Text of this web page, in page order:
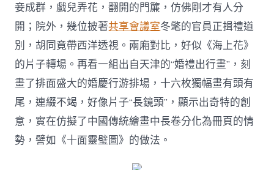
妾成群，戲兒弄花，翻開的門簾，仿佛剛才有人分
開；院外，幾位披著共享會議室冬氅的官員正揖禮道
別，胡同竟帶西洋透視。兩廂對比，好似《海上花》
的片子轉場。再看一組出自天津的“婚禮出行畫”，刻
畫了排面盛大的婚慶行游排場，十六枚獨幅畫有頭有
尾，連綴不竭，好像片子“長鏡頭”，顯示出奇特的創
意，實在仿擬了中國傳統繪畫中長卷分化為冊頁的情
勢，譬如《十面靈璧圖》的做法。